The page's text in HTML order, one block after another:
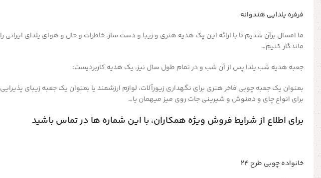
فرفره یلدایی هندوانه
ما امسال برآن شدیم تا با ارائه این پک هدیه هنری و زیبا و دست ساز، خاطرات و حال و هوای یلدای ایرانی را
ماندگار کنیم…
جعبه هدیه شب یلدا پس از آن شب و در تمام طول سال نیز، یک هدیه کاربردیست:
بعنوان یک جعبه چوبی فاخر هنری برای نگهداری زیورآلات، لوازم ارزشمند یا بعنوان یک جعبه زیبای پذیرایی
برای انواع چای و دمنوش و شیرینی جات روی میز میهمان یا…
برای اطلاع از شرایط فروش ویژه همکاران، با این شماره ها در تماس باشید
خانواده چوبی طرح ۲۴